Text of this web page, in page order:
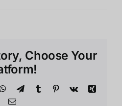
Choose Your
WhatsApp
TelegramTumblr Pinterest
Vk
Xing
Email